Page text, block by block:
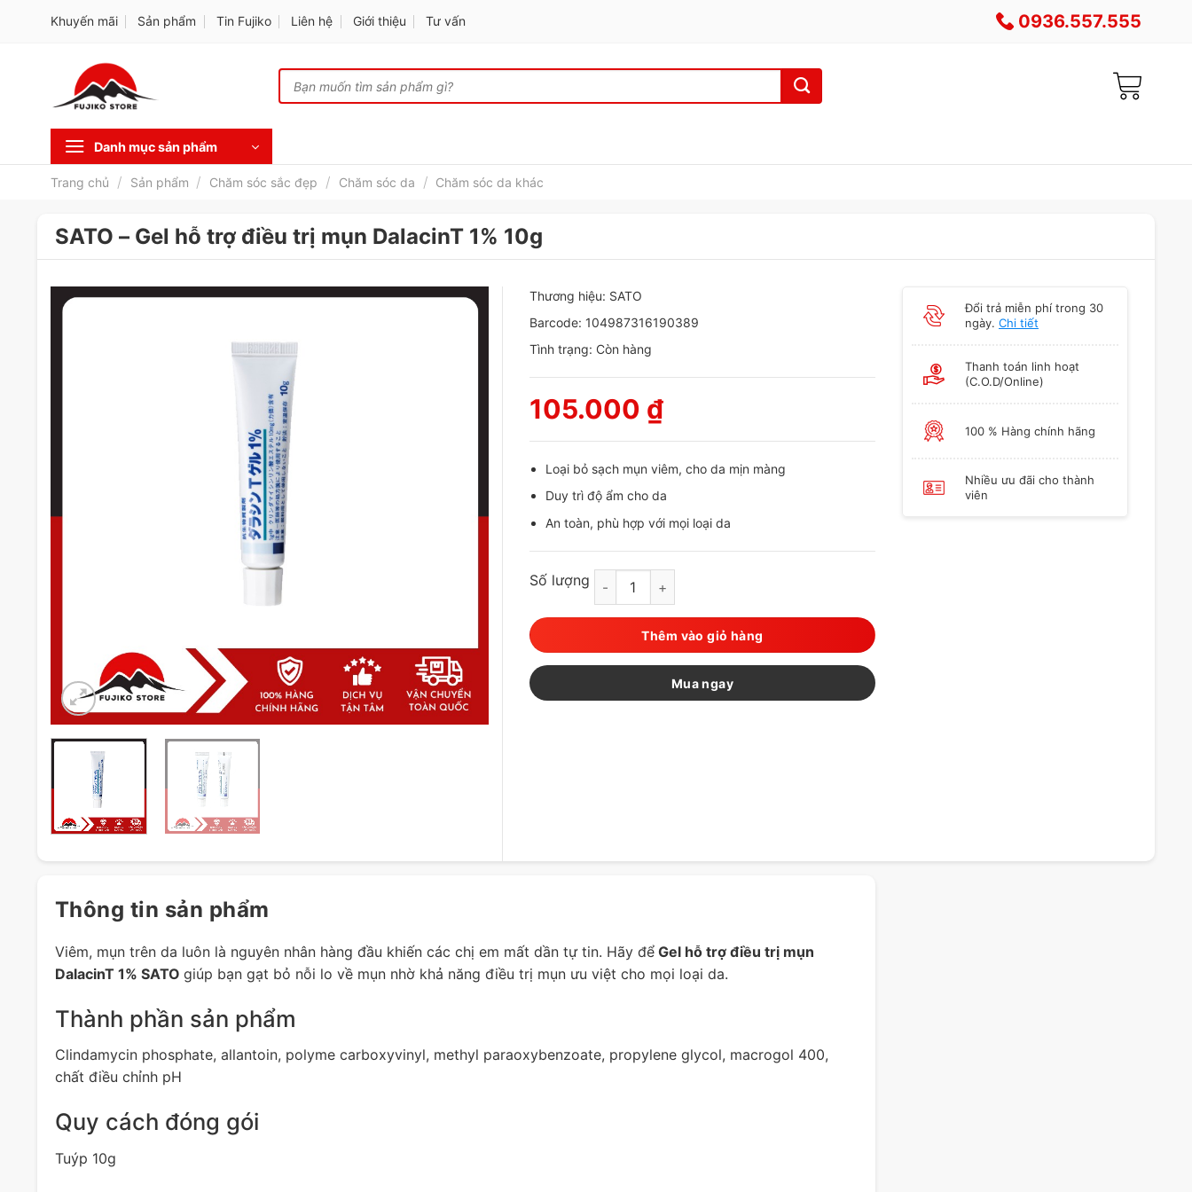
Khuyến mãi Sản phẩm Tin Fujiko Liên hệ Giới thiệu Tư vấn 0936.557.555
kiếm:
Danh mục sản phẩm
Trang chủ / Sản phẩm / Chăm sóc sắc đẹp / Chăm sóc da / Chăm sóc da khác
SATO – Gel hỗ trợ điều trị mụn DalacinT 1% 10g
Thương hiệu: SATO
Barcode: 104987316190389
Tình trạng: Còn hàng
105.000 ₫
Loại bỏ sạch mụn viêm, cho da mịn màng
Duy trì độ ẩm cho da
An toàn, phù hợp với mọi loại da
Số lượng SATO - Gel hỗ trợ điều trị mụn DalacinT 1% 10g số lượng
Thêm vào giỏ hàng
Mua ngay
Đổi trả miễn phí trong 30
ngày. Chi tiết
Thanh toán linh hoạt
(C.O.D/Online)
100 % Hàng chính hãng
Nhiều ưu đãi cho thành
viên
Thông tin sản phẩm
Viêm, mụn trên da luôn là nguyên nhân hàng đầu khiến các chị em mất dần tự tin. Hãy để Gel hỗ trợ điều trị mụn
DalacinT 1% SATO giúp bạn gạt bỏ nỗi lo về mụn nhờ khả năng điều trị mụn ưu việt cho mọi loại da.
Thành phần sản phẩm
Clindamycin phosphate, allantoin, polyme carboxyvinyl, methyl paraoxybenzoate, propylene glycol, macrogol 400,
chất điều chỉnh pH
Quy cách đóng gói
Tuýp 10g